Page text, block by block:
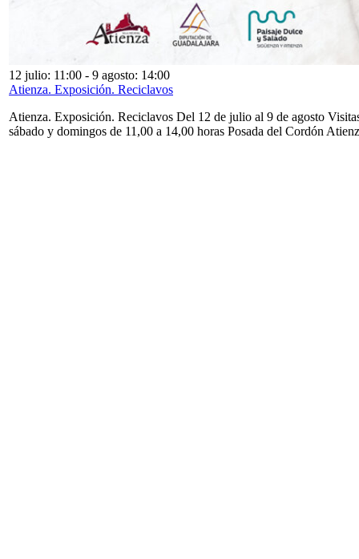
12 julio: 11:00 - 9 agosto: 14:00
Atienza. Exposición. Reciclavos
Atienza. Exposición. Reciclavos Del 12 de julio al 9 de agosto
sábado y domingos de 11,00 a 14,00 horas Posada del Cordón